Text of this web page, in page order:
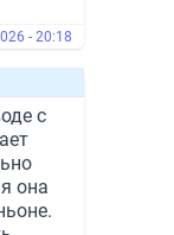
- 20:18
с
она